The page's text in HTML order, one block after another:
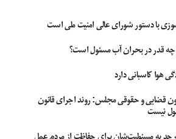
با دستور شورای عالی امنیت ملی است
قدر در بحران آب مسئول است؟
هوا کاسبانی دارد
قضایی و حقوقی مجلس: روند اجرای قانون
نیست